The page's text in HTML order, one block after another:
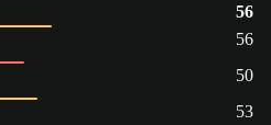
56
56
50
53